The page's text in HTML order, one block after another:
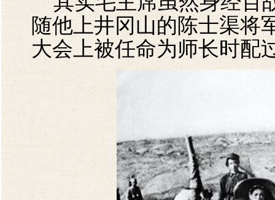
随他上井冈山的陈士渠将
大会上被任命为师长时配